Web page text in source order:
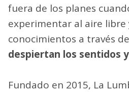
fuera de los planes
experimentar al aire libre
conocimientos a través
despiertan los sentidos
Fundado en 2015, La